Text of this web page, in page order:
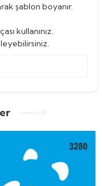
şablon boyanır.
kullanınız.